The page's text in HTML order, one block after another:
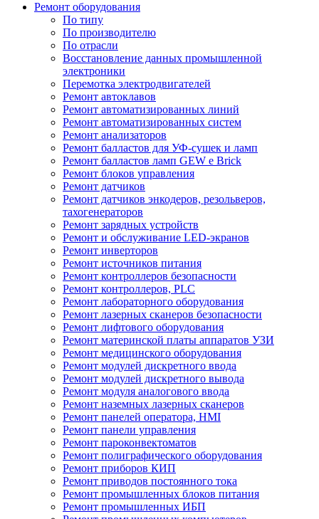
Ремонт оборудования
По типу
По производителю
По отрасли
Восстановление данных промышленной
электроники
Перемотка электродвигателей
Ремонт автоклавов
Ремонт автоматизированных линий
Ремонт автоматизированных систем
Ремонт анализаторов
Ремонт балластов для УФ-сушек и ламп
Ремонт балластов ламп GEW e Brick
Ремонт блоков управления
Ремонт датчиков
Ремонт датчиков энкодеров, резольверов,
тахогенераторов
Ремонт зарядных устройств
Ремонт и обслуживание LED-экранов
Ремонт инверторов
Ремонт источников питания
Ремонт контроллеров безопасности
Ремонт контроллеров, PLC
Ремонт лабораторного оборудования
Ремонт лазерных сканеров безопасности
Ремонт лифтового оборудования
Ремонт материнской платы аппаратов УЗИ
Ремонт медицинского оборудования
Ремонт модулей дискретного ввода
Ремонт модулей дискретного вывода
Ремонт модуля аналогового ввода
Ремонт наземных лазерных сканеров
Ремонт панелей оператора, HMI
Ремонт панели управления
Ремонт пароконвектоматов
Ремонт полиграфического оборудования
Ремонт приборов КИП
Ремонт приводов постоянного тока
Ремонт промышленных блоков питания
Ремонт промышленных ИБП